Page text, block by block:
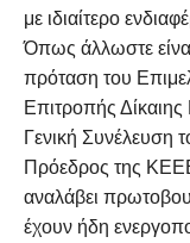
με ιδιαίτερο
Όπως άλλωστε
πρόταση του
Επιτροπής Δίκαιης
Γενική Συνέλευση
Πρόεδρος της
αναλάβει
έχουν ήδη